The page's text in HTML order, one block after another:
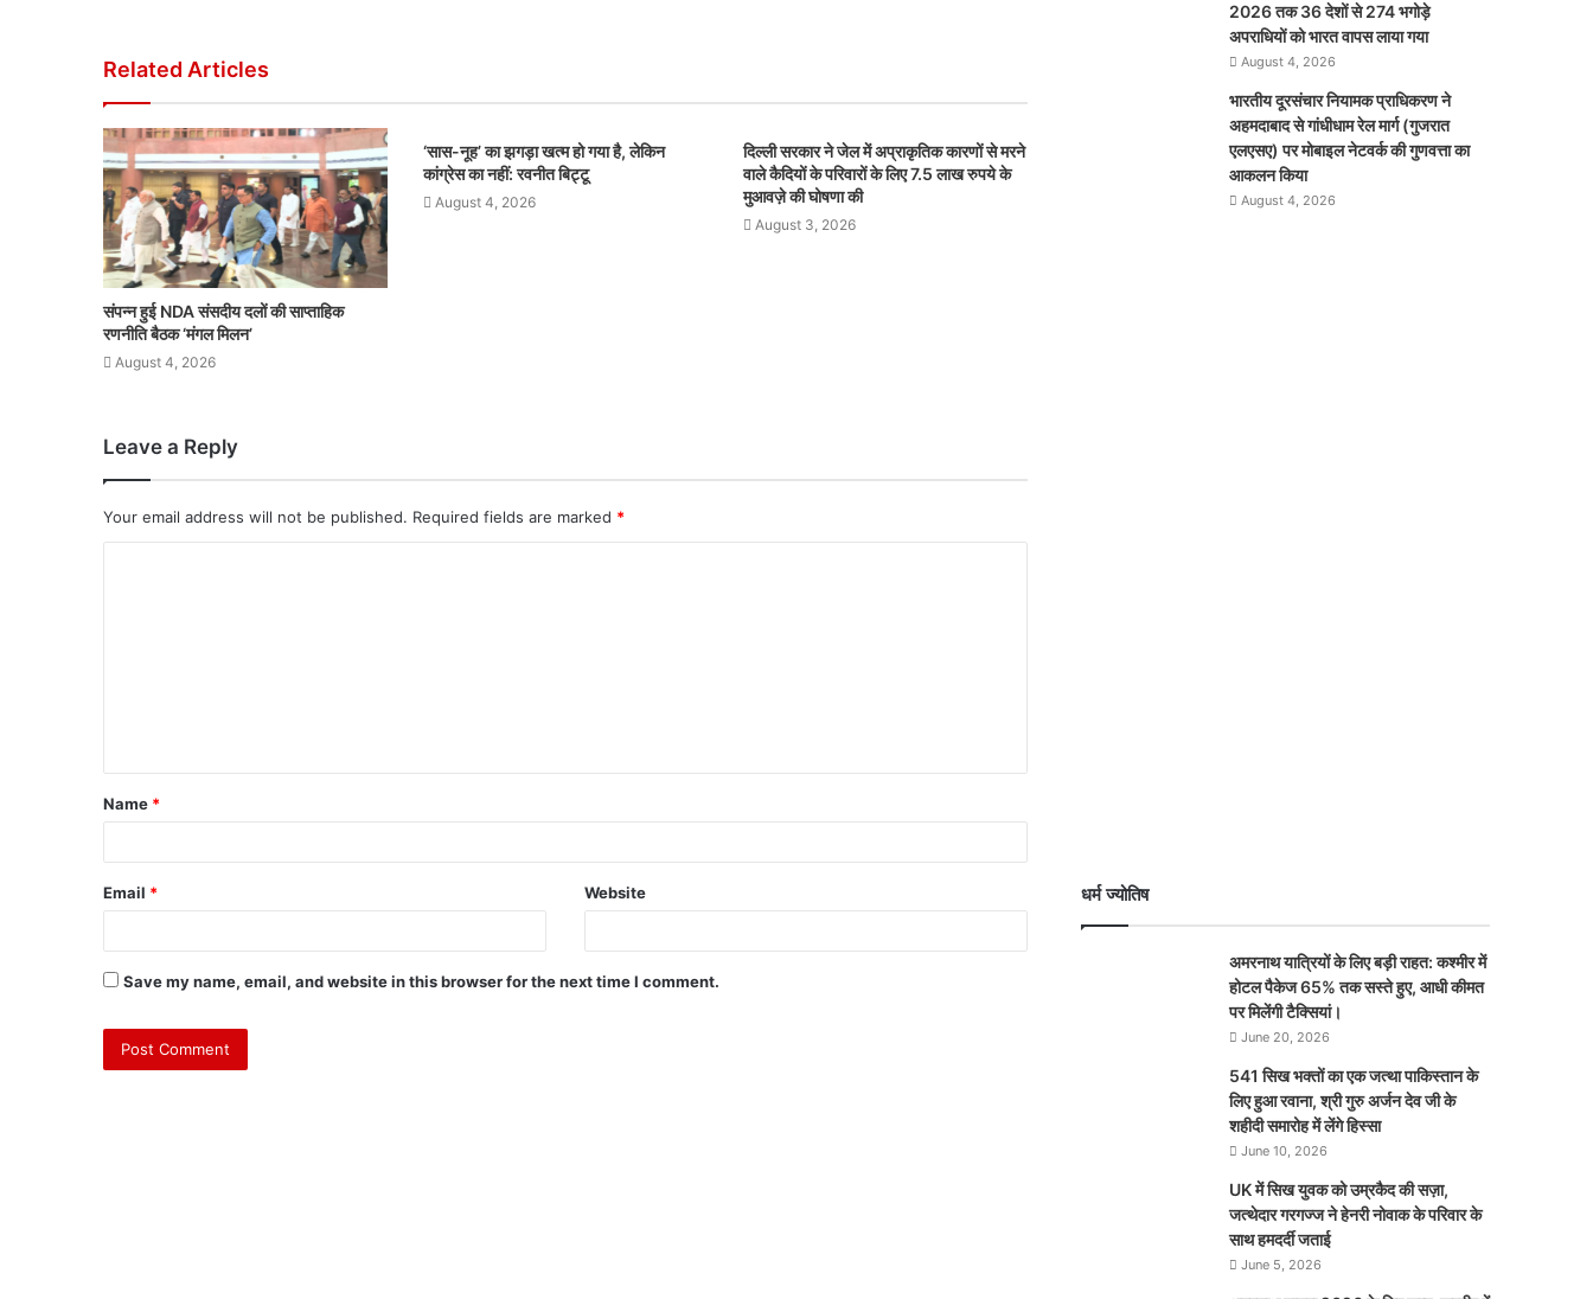
Related Articles
संपन्न हुई NDA संसदीय दलों की साप्ताहिक
रणनीति बैठक ‘मंगल मिलन’
August 4, 2026
‘सास-नूह’ का झगड़ा खत्म हो गया है, लेकिन
कांग्रेस का नहीं: रवनीत बिट्टू
August 4, 2026
दिल्ली सरकार ने जेल में अप्राकृतिक कारणों से मरने
वाले कैदियों के परिवारों के लिए 7.5 लाख रुपये के
मुआवज़े की घोषणा की
August 3, 2026
Leave a Reply
Your email address will not be published. Required fields are marked *
Name *
Email * Website
Save my name, email, and website in this browser for the next time I comment.
2026 तक 36 देशों से 274 भगोड़े
अपराधियों को भारत वापस लाया गया
August 4, 2026
भारतीय दूरसंचार नियामक प्राधिकरण ने
अहमदाबाद से गांधीधाम रेल मार्ग (गुजरात
एलएसए) पर मोबाइल नेटवर्क की गुणवत्ता का
आकलन किया
August 4, 2026
धर्म ज्योतिष
अमरनाथ यात्रियों के लिए बड़ी राहत: कश्मीर में
होटल पैकेज 65% तक सस्ते हुए, आधी कीमत
पर मिलेंगी टैक्सियां।
June 20, 2026
541 सिख भक्तों का एक जत्था पाकिस्तान के
लिए हुआ रवाना, श्री गुरु अर्जन देव जी के
शहीदी समारोह में लेंगे हिस्सा
June 10, 2026
UK में सिख युवक को उम्रकैद की सज़ा,
जत्थेदार गरगज्ज ने हेनरी नोवाक के परिवार के
साथ हमदर्दी जताई
June 5, 2026